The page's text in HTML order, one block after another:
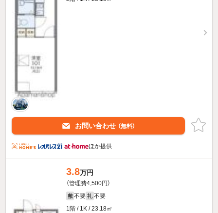
お問い合わせ （無料）
ほか提供
3.8万円
（管理費4,500円）
敷 不要 礼 不要
1階 / 1K / 23.18㎡